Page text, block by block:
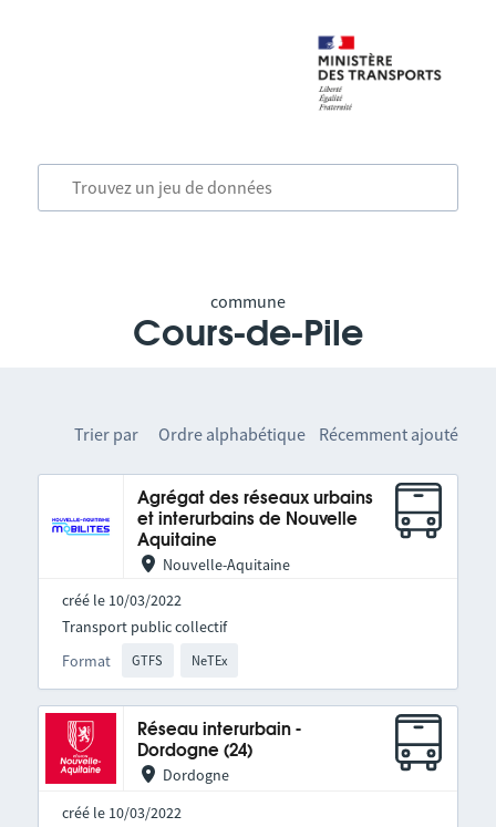
commune
Cours-de-Pile
Trier par Ordre alphabétique Récemment ajouté
Agrégat des réseaux urbains
et interurbains de Nouvelle
Aquitaine
Nouvelle-Aquitaine
créé le 10/03/2022
Format GTFS NeTEx
Transport public collectif
Réseau interurbain -
Dordogne (24)
Dordogne
créé le 10/03/2022